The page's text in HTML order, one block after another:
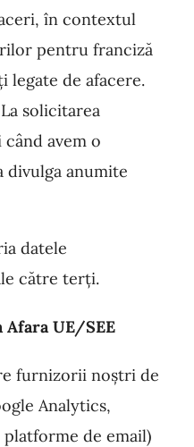
în contextul
pentru franciză
legate de afacere.
La solicitarea
avem o
divulga anumite
datele
către terți.
UE/SEE
furnizorii noștri de
Analytics,
de email)